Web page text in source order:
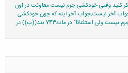
کنید وقتی خودکشی جرم نیست معاونت در اون
جواب آخر نیست.جواب آخر اینه که چون خودکشی
جرم نیست پس معاونت در اونهم جرم نیست ولی استثنائا" در ماده743 بند((ب)) در